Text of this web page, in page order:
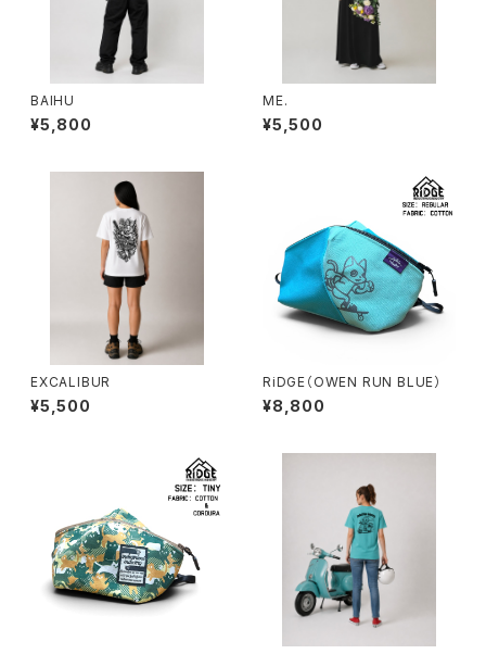
BAIHU
¥5,800
ME.
¥5,500
EXCALIBUR
¥5,500
RiDGE（OWEN RUN BLUE）
¥8,800